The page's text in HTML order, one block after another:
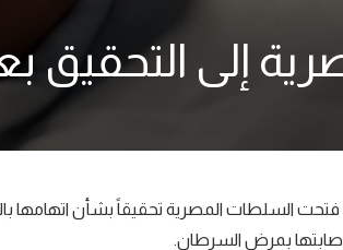
إلى
فتحت السلطات المصرية تحقيقاً بشأن اتهامها
إصابتها بمرض السرطان.